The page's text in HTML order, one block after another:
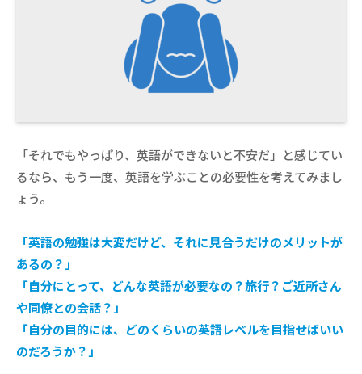
「それでもやっぱり、英語ができないと不安だ」と感じてい
るなら、もう一度、英語を学ぶことの必要性を考えてみまし
ょう。
「英語の勉強は大変だけど、それに見合うだけのメリットが
あるの？」
「自分にとって、どんな英語が必要なの？旅行？ご近所さん
や同僚との会話？」
「自分の目的には、どのくらいの英語レベルを目指せばいい
のだろうか？」